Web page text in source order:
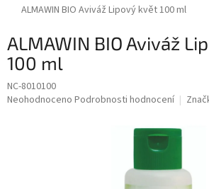
ALMAWIN BIO Aviváž Lipový květ 100 ml
ALMAWIN BIO Aviváž
100 ml
NC-8010100
Průměrné
Neohodnoceno Podrobnosti hodnocení